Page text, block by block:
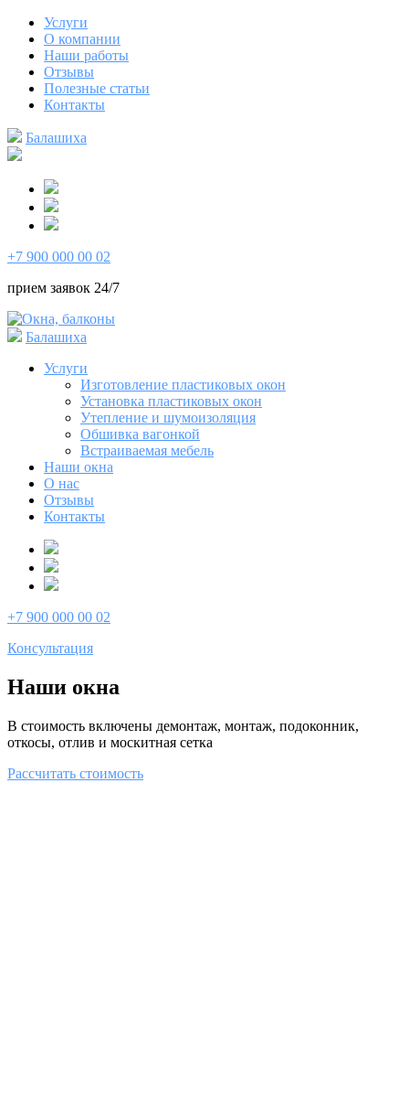
Услуги
О компании
Наши работы
Отзывы
Полезные статьи
Контакты
Балашиха
+7 900 000 00 02
прием заявок 24/7
Балашиха
Услуги
Изготовление пластиковых окон
Установка пластиковых окон
Утепление и шумоизоляция
Обшивка вагонкой
Встраиваемая мебель
Наши окна
О нас
Отзывы
Контакты
+7 900 000 00 02
Консультация
Наши окна
В стоимость включены демонтаж, монтаж, подоконник,
откосы, отлив и москитная сетка
Рассчитать стоимость